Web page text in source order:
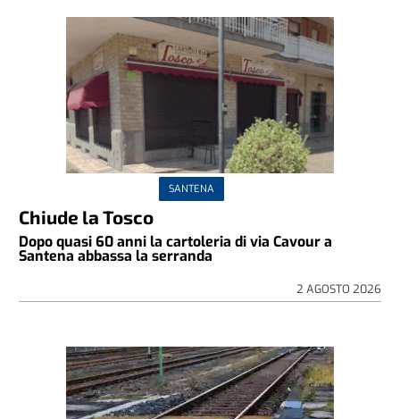
SANTENA
Chiude la Tosco
Dopo quasi 60 anni la cartoleria di via Cavour a
Santena abbassa la serranda
2 AGOSTO 2026